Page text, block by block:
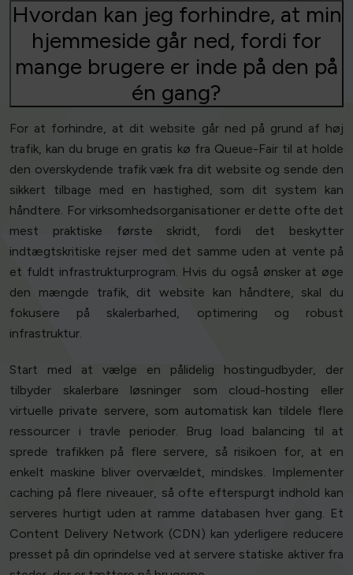
Hvordan kan jeg forhindre, at min
hjemmeside går ned, fordi for
mange brugere er inde på den på
én gang?
For at forhindre, at dit website går ned på grund af høj
trafik, kan du bruge en gratis kø fra Queue-Fair til at holde
den overskydende trafik væk fra dit website og sende den
sikkert tilbage med en hastighed, som dit system kan
håndtere. For virksomhedsorganisationer er dette ofte det
mest praktiske første skridt, fordi det beskytter
indtægtskritiske rejser med det samme uden at vente på
et fuldt infrastrukturprogram. Hvis du også ønsker at øge
den mængde trafik, dit website kan håndtere, skal du
fokusere på skalerbarhed, optimering og robust
infrastruktur.
Start med at vælge en pålidelig hostingudbyder, der
tilbyder skalerbare løsninger som cloud-hosting eller
virtuelle private servere, som automatisk kan tildele flere
ressourcer i travle perioder. Brug load balancing til at
sprede trafikken på flere servere, så risikoen for, at en
enkelt maskine bliver overvældet, mindskes. Implementer
caching på flere niveauer, så ofte efterspurgt indhold kan
serveres hurtigt uden at ramme databasen hver gang. Et
Content Delivery Network (CDN) kan yderligere reducere
presset på din oprindelse ved at servere statiske aktiver fra